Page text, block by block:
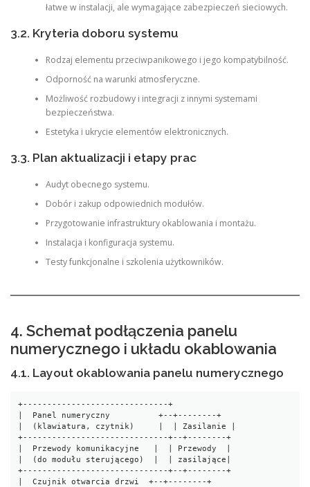
łatwe w instalacji, ale wymagające zabezpieczeń sieciowych.
3.2. Kryteria doboru systemu
Rodzaj elementu przeciwpanikowego i jego kompatybilność.
Odporność na warunki atmosferyczne.
Możliwość rozbudowy i integracji z innymi systemami
bezpieczeństwa.
Estetyka i ukrycie elementów elektronicznych.
3.3. Plan aktualizacji i etapy prac
Audyt obecnego systemu.
Dobór i zakup odpowiednich modułów.
Przygotowanie infrastruktury okablowania i montażu.
Instalacja i konfiguracja systemu.
Testy funkcjonalne i szkolenia użytkowników.
4. Schemat podłączenia panelu
numerycznego i układu okablowania
4.1. Layout okablowania panelu numerycznego
+------------------------------+
|  Panel numeryczny          +--+--------+
|  (klawiatura, czytnik)     |  | Zasilanie |
+------------------------------+--+--------+
|  Przewody komunikacyjne   |  | Przewody  |
|  (do modułu sterującego)  |  | zasilające|
+------------------------------+--+--------+
|  Czujnik otwarcia drzwi  +--+--------+